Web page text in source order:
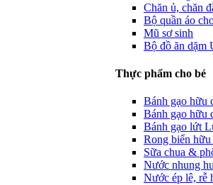
Chăn ủ, chăn
Bộ quần áo
Mũ sơ sinh
Bộ đồ ăn
Thực phẩm cho bé
Bánh gạo hữu
Bánh gạo hữu
Bánh gạo lứt
Rong biển
Sữa chua &
Nước nhung
Nước ép lê, rễ